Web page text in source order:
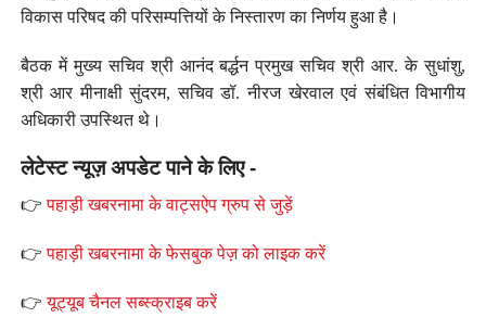
विकास परिषद की परिसम्पत्तियों के निस्तारण का निर्णय हुआ है।
बैठक में मुख्य सचिव श्री आनंद बर्द्धन प्रमुख सचिव श्री आर. के सुधांशु,
श्री आर मीनाक्षी सुंदरम, सचिव डॉ. नीरज खेरवाल एवं संबंधित विभागीय
अधिकारी उपस्थित थे।
लेटेस्ट न्यूज़ अपडेट पाने के लिए -
👉पहाड़ी खबरनामा के वाट्सऐप ग्रुप से जुड़ें
👉पहाड़ी खबरनामा के फेसबुक पेज़ को लाइक करें
👉यूट्यूब चैनल सब्स्क्राइब करें